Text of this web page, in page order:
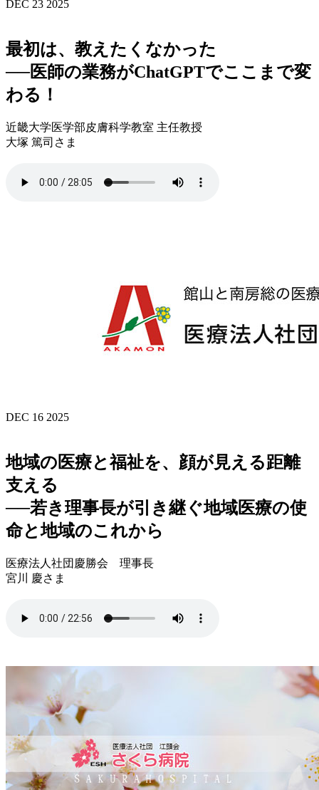
DEC 23 2025
最初は、教えたくなかった
──医師の業務がChatGPTでここまで変
わる！
近畿大学医学部皮膚科学教室 主任教授
大塚 篤司さま
DEC 16 2025
地域の医療と福祉を、顔が見える距離
支える
──若き理事長が引き継ぐ地域医療の使
命と地域のこれから
医療法人社団慶勝会 理事長
宮川 慶さま